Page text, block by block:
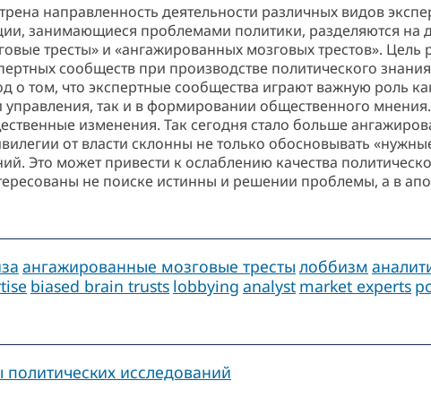
направленность деятельности различных видов
занимающиеся проблемами политики, разделяются на
тресты» и «ангажированных мозговых трестов».
сообществ при производстве политического
о том, что экспертные сообщества играют важную роль
управления, так и в формировании общественного
изменения. Так сегодня стало больше
от власти склонны не только обосновывать
Это может привести к ослаблению качества
не поиске истинны и решении проблемы, а в
ангажированные мозговые тресты лоббизм
biased brain trusts lobbying analyst market experts
исследований